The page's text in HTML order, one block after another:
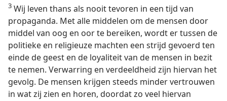
3 Wij leven thans als nooit tevoren in een tijd van
propaganda. Met alle middelen om de mensen door
middel van oog en oor te bereiken, wordt er tussen de
politieke en religieuze machten een strijd gevoerd ten
einde de geest en de loyaliteit van de mensen in bezit
te nemen. Verwarring en verdeeldheid zijn hiervan het
gevolg. De mensen krijgen steeds minder vertrouwen
in wat zij zien en horen, doordat zo veel hiervan